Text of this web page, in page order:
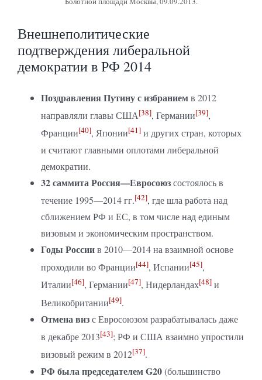
Внешнеполитические
подтверждения либеральной
демократии в РФ 2014
Поздравления Путину с избраниемв 2012
направляли главы США[38], Германии[39],
Франции[40], Японии[41] и других стран, которых
и считают главными оплотами либеральной
демократии.
32 саммита Россия—Евросоюзсостоялось в
течение 1995—2014 гг.[42], где шла работа над
сближением РФ и ЕС, в том числе над единым
визовым и экономическим пространством.
Годы Россиив 2010—2014 на взаимной основе
проходили во Франции[44], Испании[45],
Италии[46], Германии[47], Нидерландах[48] и
Великобритании[49].
Отмена визс Евросоюзом разрабатывалась даже
в декабре 2013[43]; РФ и США взаимно упростили
визовый режим в 2012[37].
РФ была председателем G20(большинство